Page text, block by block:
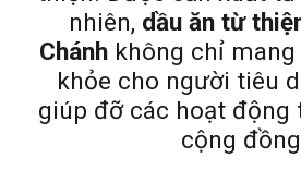
nhiên, dầu ăn từ
Chánh không chỉ
khỏe cho người tiêu
giúp đỡ các hoạt động
cộng